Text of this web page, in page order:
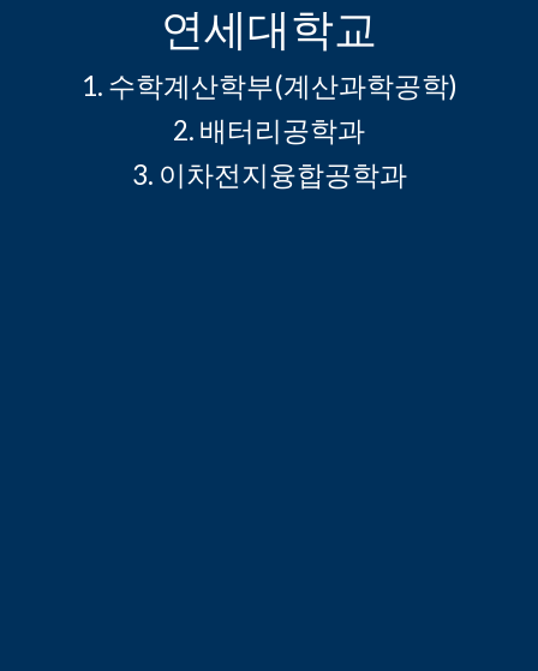
연세대학교
1. 수학계산학부(계산과학공학)
2. 배터리공학과
3. 이차전지융합공학과